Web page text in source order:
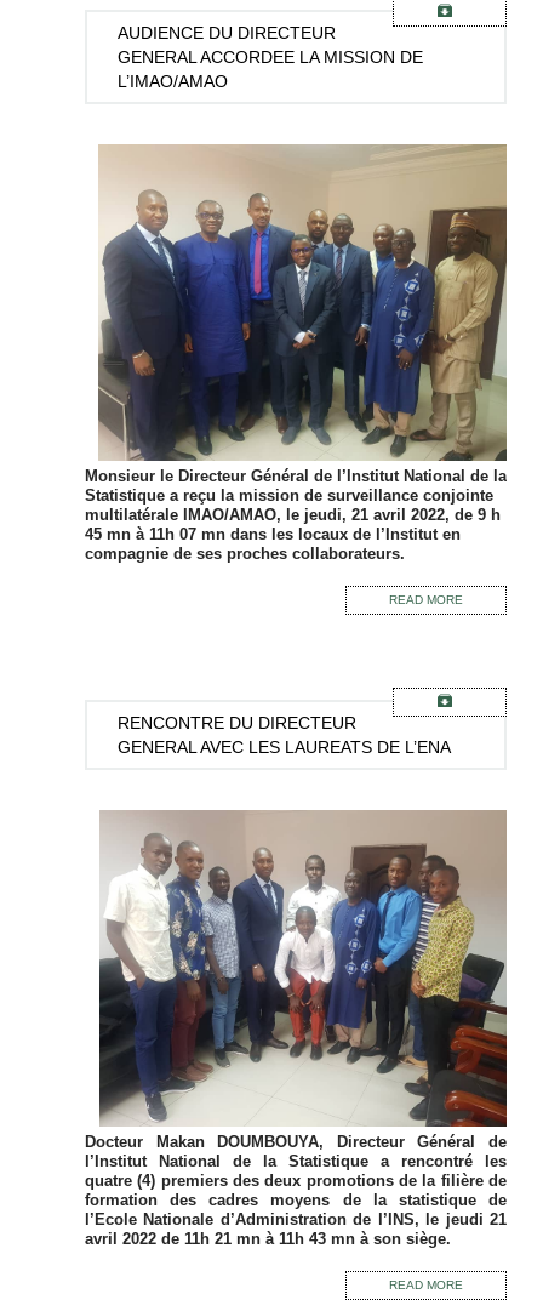
AUDIENCE DU DIRECTEUR
GENERAL ACCORDEE LA MISSION DE
L’IMAO/AMAO
Monsieur le Directeur Général de l’Institut National de la
Statistique a reçu la mission de surveillance conjointe
multilatérale IMAO/AMAO, le jeudi, 21 avril 2022, de 9 h
45 mn à 11h 07 mn dans les locaux de l’Institut en
compagnie de ses proches collaborateurs.
READ MORE
RENCONTRE DU DIRECTEUR
GENERAL AVEC LES LAUREATS DE L’ENA
Docteur Makan DOUMBOUYA, Directeur Général de
l’Institut National de la Statistique a rencontré les
quatre (4) premiers des deux promotions de la filière de
formation des cadres moyens de la statistique de
l’Ecole Nationale d’Administration de l’INS, le jeudi 21
avril 2022 de 11h 21 mn à 11h 43 mn à son siège.
READ MORE